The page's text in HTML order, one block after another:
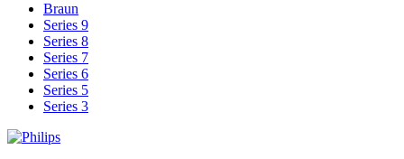
Braun
Series 9
Series 8
Series 7
Series 6
Series 5
Series 3